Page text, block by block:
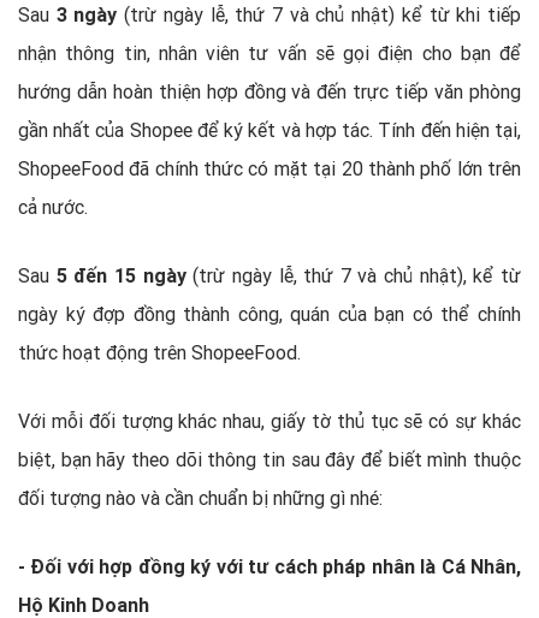
Sau 3 ngày (trừ ngày lễ, thứ 7 và chủ nhật) kể từ khi tiếp
nhận thông tin, nhân viên tư vấn sẽ gọi điện cho bạn để
hướng dẫn hoàn thiện hợp đồng và đến trực tiếp văn phòng
gần nhất của Shopee để ký kết và hợp tác. Tính đến hiện tại,
ShopeeFood đã chính thức có mặt tại 20 thành phố lớn trên
cả nước.
Sau 5 đến 15 ngày(trừ ngày lễ, thứ 7 và chủ nhật), kể từ
ngày ký đợp đồng thành công, quán của bạn có thể chính
thức hoạt động trên ShopeeFood.
Với mỗi đối tượng khác nhau, giấy tờ thủ tục sẽ có sự khác
biệt, bạn hãy theo dõi thông tin sau đây để biết mình thuộc
đối tượng nào và cần chuẩn bị những gì nhé:
- Đối với hợp đồng ký với tư cách pháp nhân là Cá Nhân,
Hộ Kinh Doanh